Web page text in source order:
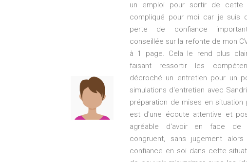
un emploi pour sortir de cette
compliqué pour moi car je suis
perte de confiance
conseillée sur la refonte de mon
à 1 page. Cela le rend plus
faisant ressortir les
décroché un entretien pour un
simulations d'entretien avec
préparation de mises en situation
est d'une écoute attentive et
agréable d'avoir en face de
congruent, sans jugement
confiance en soi dans cette